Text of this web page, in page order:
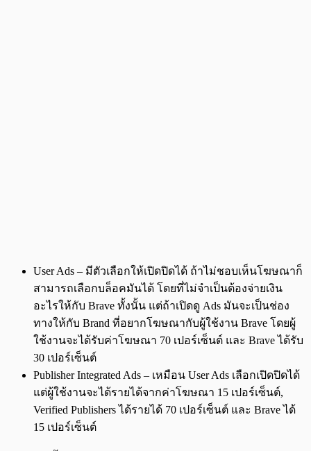
User Ads – มีตัวเลือกให้เปิดปิดได้ ถ้าไม่ชอบเห็นโฆษณาก็
สามารถเลือกบล็อคมันได้ โดยที่ไม่จำเป็นต้องจ่ายเงิน
อะไรให้กับ Brave ทั้งนั้น แต่ถ้าเปิดดู Ads มันจะเป็นช่อง
ทางให้กับ Brand ที่อยากโฆษณากับผู้ใช้งาน Brave โดยผู้
ใช้งานจะได้รับค่าโฆษณา 70 เปอร์เซ็นต์ และ Brave ได้รับ
30 เปอร์เซ็นต์
Publisher Integrated Ads – เหมือน User Ads เลือกเปิดปิดได้
แต่ผู้ใช้งานจะได้รายได้จากค่าโฆษณา 15 เปอร์เซ็นต์,
Verified Publishers ได้รายได้ 70 เปอร์เซ็นต์ และ Brave ได้
15 เปอร์เซ็นต์